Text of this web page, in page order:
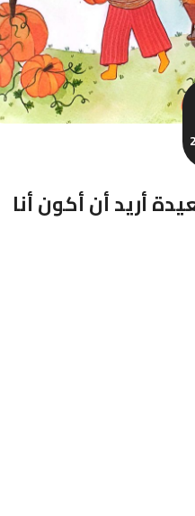
أريد أن أكون أنا